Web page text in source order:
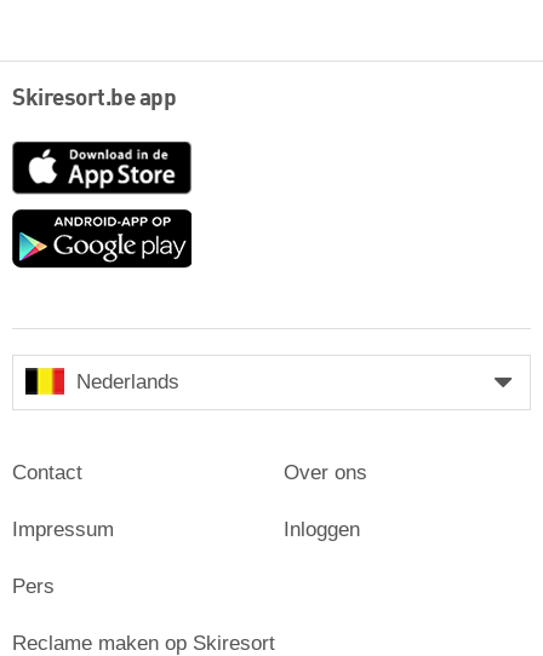
Skiresort.be app
App
Google
Nederlands
Contact
Impressum
Pers
Over ons
Inloggen
Reclame maken op Skiresort